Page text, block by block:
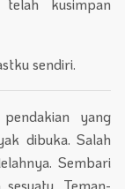
kusimpan
sendiri.
yang
dibuka. Salah
Sembari
Teman-